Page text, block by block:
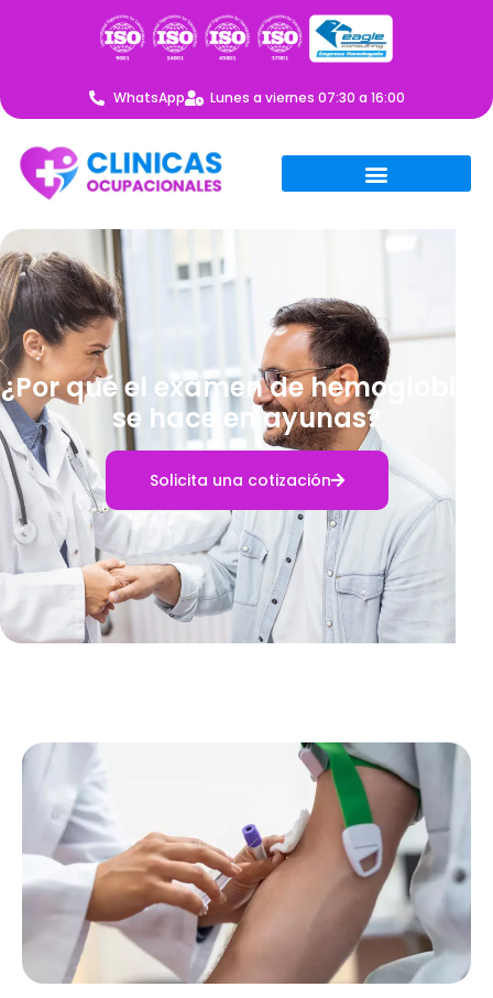
WhatsApp Lunes a viernes 07:30 a 16:00
¿Por qué el examen de hemoglobina
se hace en ayunas?
Solicita una cotización